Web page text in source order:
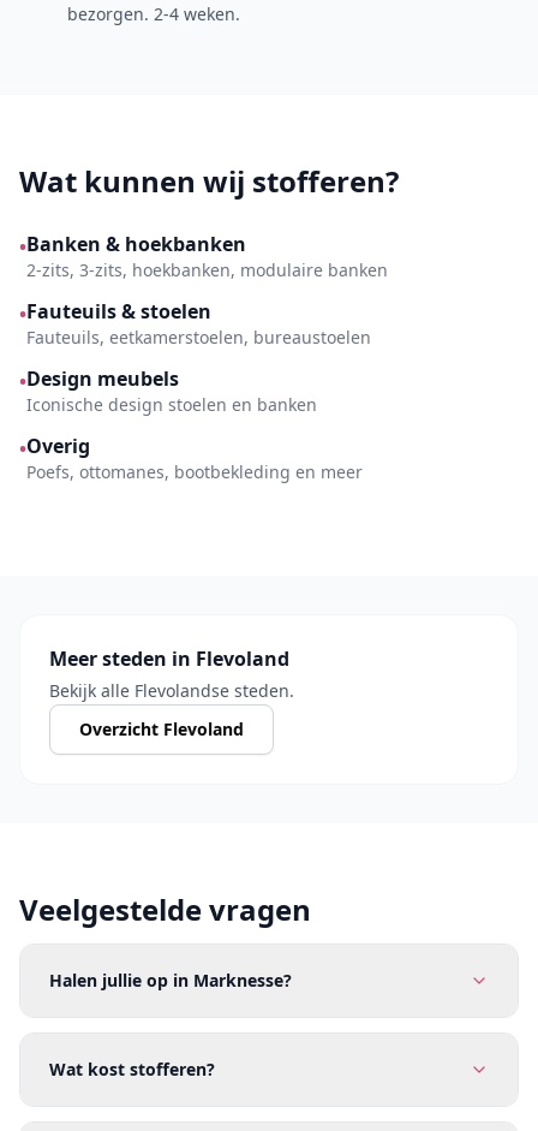
bezorgen. 2-4 weken.
Wat kunnen wij stofferen?
•Banken & hoekbanken
2-zits, 3-zits, hoekbanken, modulaire banken
•Fauteuils & stoelen
Fauteuils, eetkamerstoelen, bureaustoelen
•Design meubels
Iconische design stoelen en banken
•Overig
Poefs, ottomanes, bootbekleding en meer
Meer steden in Flevoland
Bekijk alle Flevolandse steden.
Overzicht Flevoland
Veelgestelde vragen
Halen jullie op in Marknesse?
Wat kost stofferen?